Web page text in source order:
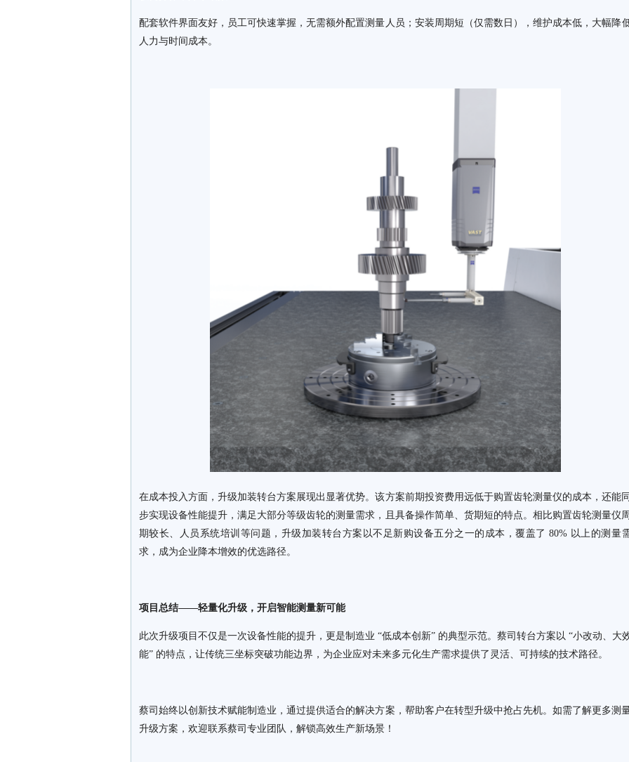
配套软件界面友好，员工可快速掌握，无需额外配置测量人员；安装周期短（仅需数日），维护成本低，大幅降
人力与时间成本。
在成本投入方面，升级加装转台方案展现出显著优势。该方案前期投资费用远低于购置齿轮测量仪的成本，还能同
步实现设备性能提升，满足大部分等级齿轮的测量需求，且具备操作简单、货期短的特点。相比购置齿轮测量仪周
期较长、人员系统培训等问题，升级加装转台方案以不足新购设备五分之一的成本，覆盖了 80% 以上的测量
求，成为企业降本增效的优选路径。
项目总结——轻量化升级，开启智能测量新可能
此次升级项目不仅是一次设备性能的提升，更是制造业 “低成本创新” 的典型示范。蔡司转台方案以 “小改动、大
能” 的特点，让传统三坐标突破功能边界，为企业应对未来多元化生产需求提供了灵活、可持续的技术路径。
蔡司始终以创新技术赋能制造业，通过提供适合的解决方案，帮助客户在转型升级中抢占先机。如需了解更多测
升级方案，欢迎联系蔡司专业团队，解锁高效生产新场景！